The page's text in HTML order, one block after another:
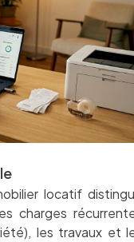
locatif
charges
les travaux et